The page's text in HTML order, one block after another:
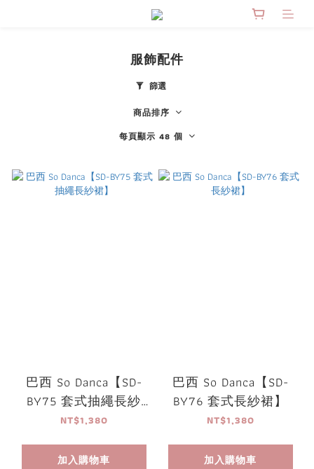
服飾配件
篩選
商品排序
每頁顯示 48 個
巴西 So Danca【SD-
BY75 套式抽繩長紗
裙】
NT$1,380
加入購物車
巴西 So Danca【SD-
BY76 套式長紗裙】
NT$1,380
加入購物車